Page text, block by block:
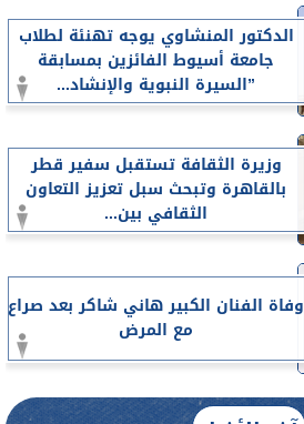
الدكتور المنشاوي يوجه تهنئة لطلاب
جامعة أسيوط الفائزين بمسابقة
”السيرة النبوية والإنشاد...
وزيرة الثقافة تستقبل سفير قطر
بالقاهرة وتبحث سبل تعزيز التعاون
الثقافي بين...
وفاة الفنان الكبير هاني شاكر بعد صراع
مع المرض